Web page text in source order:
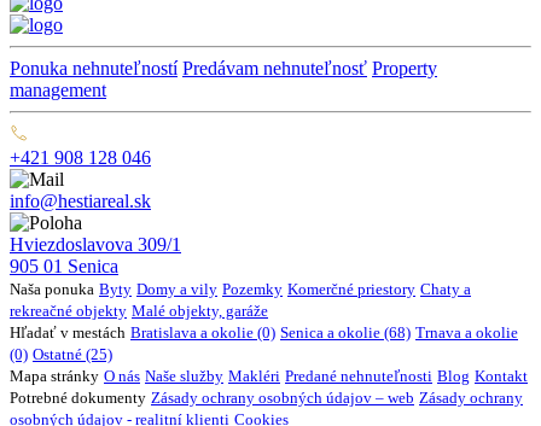
Ponuka nehnuteľností Predávam nehnuteľnosť Property
management
+421 908 128 046
info@hestiareal.sk
Hviezdoslavova 309/1
905 01 Senica
Naša ponuka Byty Domy a vily Pozemky Komerčné priestory Chaty a
rekreačné objekty Malé objekty, garáže
Hľadať v mestách Bratislava a okolie (0) Senica a okolie (68) Trnava a okolie
(0) Ostatné (25)
Mapa stránky O nás Naše služby Makléri Predané nehnuteľnosti Blog Kontakt
Potrebné dokumenty Zásady ochrany osobných údajov – web Zásady ochrany
osobných údajov - realitní klienti Cookies